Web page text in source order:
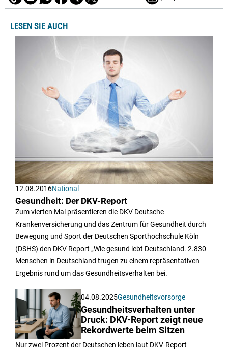
LESEN SIE AUCH
12.08.2016National
Gesundheit: Der DKV-Report
Zum vierten Mal präsentieren die DKV Deutsche
Krankenversicherung und das Zentrum für Gesundheit durch
Bewegung und Sport der Deutschen Sporthochschule Köln
(DSHS) den DKV Report „Wie gesund lebt Deutschland. 2.830
Menschen in Deutschland trugen zu einem repräsentativen
Ergebnis rund um das Gesundheitsverhalten bei.
04.08.2025Gesundheitsvorsorge
Gesundheitsverhalten unter
Druck: DKV-Report zeigt neue
Rekordwerte beim Sitzen
Nur zwei Prozent der Deutschen leben laut DKV-Report